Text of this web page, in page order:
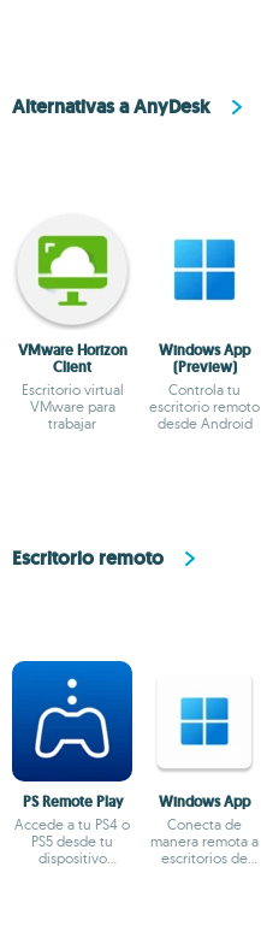
Alternativas a AnyDesk
VMware Horizon
Client
Escritorio virtual
VMware para
trabajar
Windows App
(Preview)
Controla tu
escritorio remoto
desde Android
Escritorio remoto
PS Remote Play
Accede a tu PS4 o
PS5 desde tu
dispositivo
Windows App
Conecta de
manera remota a
escritorios de